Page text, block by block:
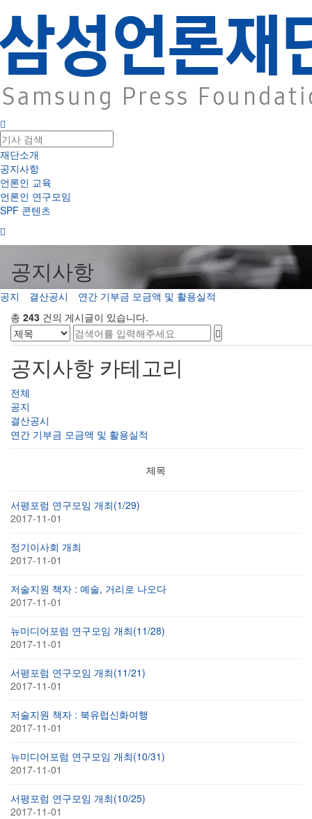
재단소개
공지사항
언론인 교육
언론인 연구모임
SPF 콘텐츠
공지사항
공지 결산공시
연간 기부금 모금액 및 활용실적
총 243 건의 게시글이 있습니다.
공지사항 카테고리
전체
공지
결산공시
연간 기부금 모금액 및 활용실적
제목
서평포럼 연구모임 개최(1/29)
2017-11-01
정기이사회 개최
2017-11-01
저술지원 책자 : 예술, 거리로 나오다
2017-11-01
뉴미디어포럼 연구모임 개최(11/28)
2017-11-01
서평포럼 연구모임 개최(11/21)
2017-11-01
저술지원 책자 : 북유럽신화여행
2017-11-01
뉴미디어포럼 연구모임 개최(10/31)
2017-11-01
서평포럼 연구모임 개최(10/25)
2017-11-01